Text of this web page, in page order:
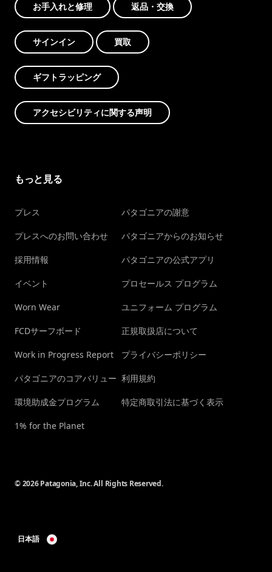
お手入れと修理 返品・交換
サインイン 買取
ギフトラッピング
アクセシビリティに関する声明
もっと見る
プレス
プレスへのお問い合わせ
採用情報
イベント
Worn Wear
FCDサーフボード
Work in Progress Report
パタゴニアのコアバリュー
環境助成金プログラム
1% for the Planet
パタゴニアの謝意
パタゴニアからのお知らせ
パタゴニアの公式アプリ
プロセールス プログラム
ユニフォーム プログラム
正規取扱店について
プライバシーポリシー
利用規約
特定商取引法に基づく表示
© 2026 Patagonia, Inc. All Rights Reserved.
日本語